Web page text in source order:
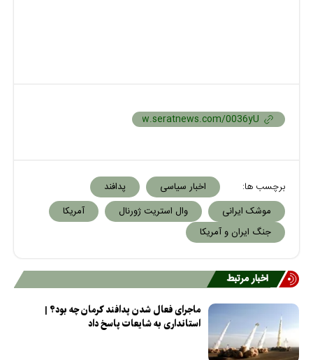
برچسب ها: اخبار سیاسی
پدافند
موشک ایرانی
وال استریت ژورنال
آمریکا
جنگ ایران و آمریکا
اخبار مرتبط
ماجرای فعال شدن پدافند کرمان چه بود؟ |
استانداری به شایعات پاسخ داد